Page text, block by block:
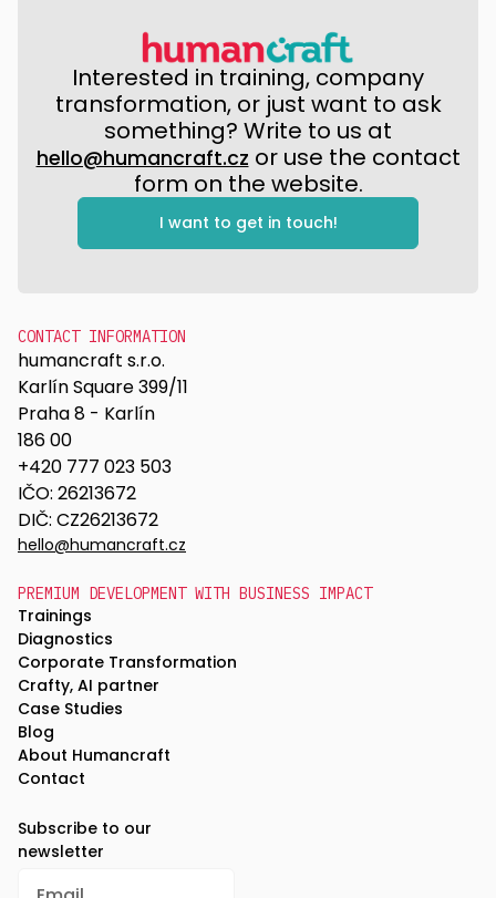
Interested in training, company
transformation, or just want to ask
something? Write to us at
hello@humancraft.cz or use the contact
form on the website.
I want to get in touch!
CONTACT INFORMATION
humancraft s.r.o.
Karlín Square 399/11
Praha 8 - Karlín
186 00
+420 777 023 503
IČO: 26213672
DIČ: CZ26213672
hello@humancraft.cz
PREMIUM DEVELOPMENT WITH BUSINESS IMPACT
Trainings
Diagnostics
Corporate Transformation
Crafty, AI partner
Case Studies
Blog
About Humancraft
Contact
Subscribe to our
newsletter